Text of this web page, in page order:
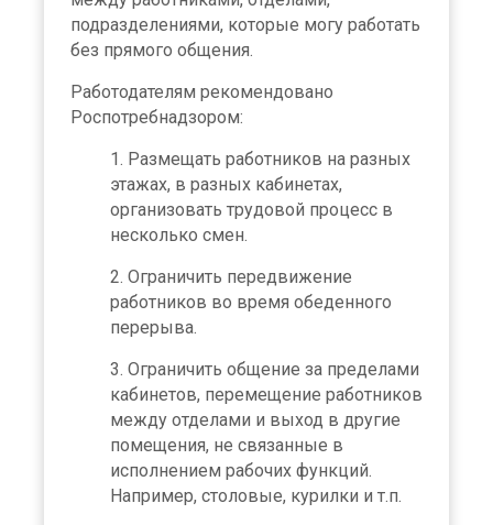
подразделениями, которые могу работать
без прямого общения.
Работодателям рекомендовано
Роспотребнадзором:
Размещать работников на разных
этажах, в разных кабинетах,
организовать трудовой процесс в
несколько смен.
Ограничить передвижение
работников во время обеденного
перерыва.
Ограничить общение за пределами
кабинетов, перемещение работников
между отделами и выход в другие
помещения, не связанные в
исполнением рабочих функций.
Например, столовые, курилки и т.п.